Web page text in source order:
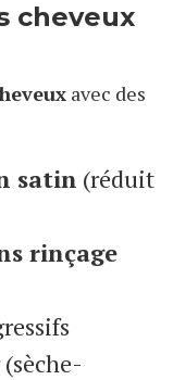
cheveux
avec des
satin (réduit
rinçage